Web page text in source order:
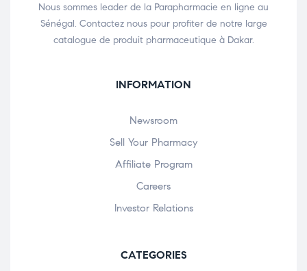
Nous sommes leader de la Parapharmacie en ligne au
Sénégal. Contactez nous pour profiter de notre large
catalogue de produit pharmaceutique à Dakar.
INFORMATION
Newsroom
Sell Your Pharmacy
Affiliate Program
Careers
Investor Relations
CATEGORIES